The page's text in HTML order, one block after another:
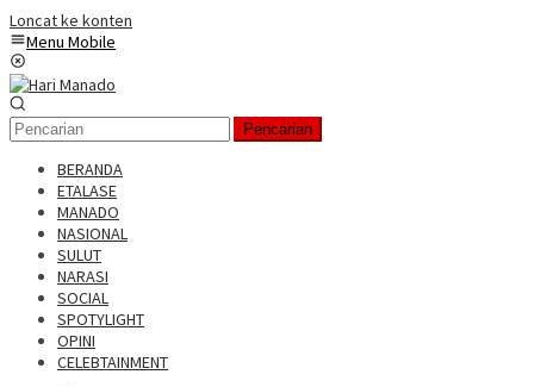
Loncat ke konten
Menu Mobile
Pencarian
BERANDA
ETALASE
MANADO
NASIONAL
SULUT
NARASI
SOCIAL
SPOTYLIGHT
OPINI
CELEBTAINMENT